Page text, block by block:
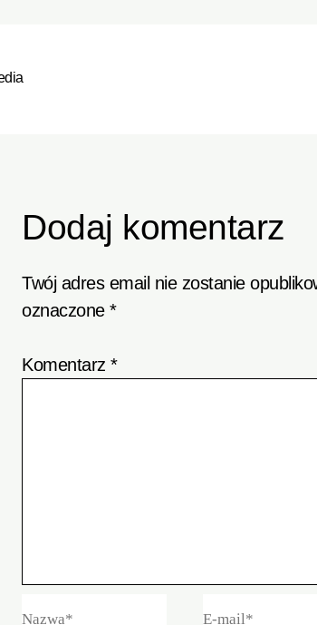
Dodaj komentarz
Twój adres email nie zostanie
oznaczone*
Komentarz*